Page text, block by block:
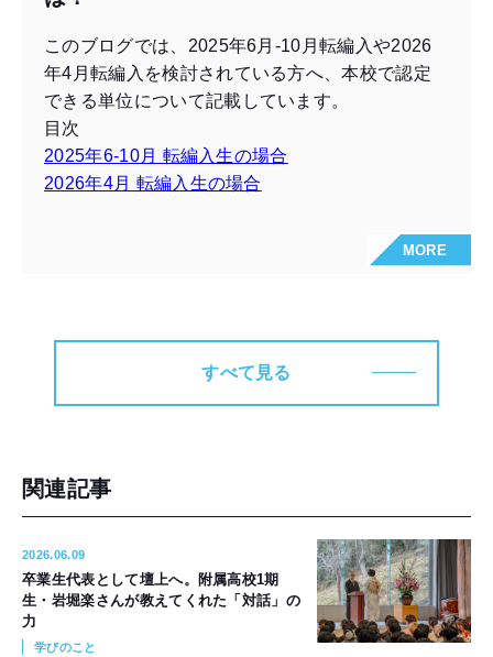
このブログでは、2025年6月-10月転編入や2026
年4月転編入を検討されている方へ、本校で認定
できる単位について記載しています。
目次
2025年6-10月 転編入生の場合
2026年4月 転編入生の場合
MORE
すべて見る
関連記事
2026.06.09
卒業生代表として壇上へ。附属高校1期
生・岩堀楽さんが教えてくれた「対話」の
力
学びのこと